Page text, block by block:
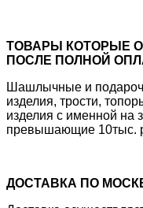
ТОВАРЫ КОТОРЫЕ
ПОСЛЕ ПОЛНОЙ
Шашлычные и
изделия, трости,
изделия с именной на
превышающие 10тыс.
ДОСТАВКА ПО